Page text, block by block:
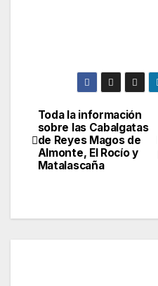
Navegación
de
Toda la información
sobre las Cabalgatas
de Reyes Magos de
Almonte, El Rocío y
Matalascaña